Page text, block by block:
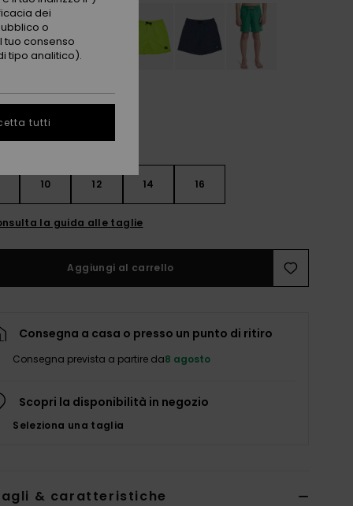
10 12 14 16
la guida alle taglie
Aggiungi al carrello
Consegna a casa o presso un punto di ritiro
Consegna prevista a partire da8 agosto
Scopri la disponibilità in negozio
Seleziona una taglia
& caratteristiche
dei
o
tuo consenso
tipo analitico).
tutti